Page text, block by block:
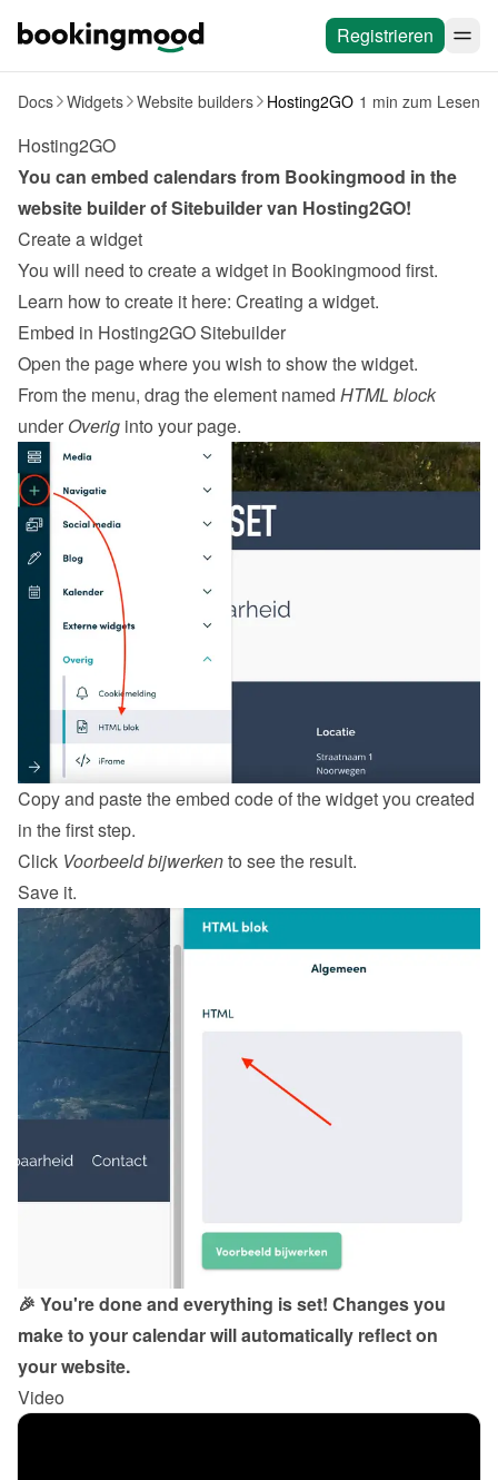
Registrieren
Docs Widgets Website builders Hosting2GO 1 min zum Lesen
Hosting2GO
You can embed calendars from Bookingmood in the
website builder of Sitebuilder van Hosting2GO!
Create a widget
You will need to create a widget in Bookingmood first.
Learn how to create it here: Creating a widget.
Embed in Hosting2GO Sitebuilder
Open the page where you wish to show the widget.
From the menu, drag the element named HTML block
under Overig into your page.
Copy and paste the embed code of the widget you created
in the first step.
Click Voorbeeld bijwerken to see the result.
Save it.
🎉 You're done and everything is set! Changes you
make to your calendar will automatically reflect on
your website.
Video